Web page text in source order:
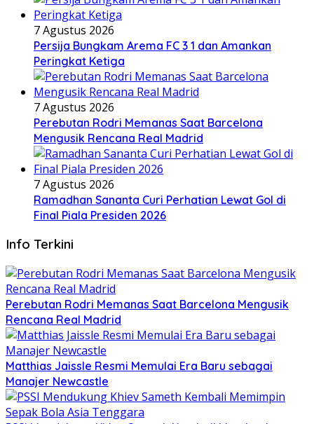
7 Agustus 2026
Persija Bungkam Arema FC 3 1 dan Amankan
Peringkat Ketiga
7 Agustus 2026
Perebutan Rodri Memanas Saat Barcelona
Mengusik Rencana Real Madrid
7 Agustus 2026
Ramadhan Sananta Curi Perhatian Lewat Gol di
Final Piala Presiden 2026
Info Terkini
Perebutan Rodri Memanas Saat Barcelona Mengusik
Rencana Real Madrid
Matthias Jaissle Resmi Memulai Era Baru sebagai
Manajer Newcastle